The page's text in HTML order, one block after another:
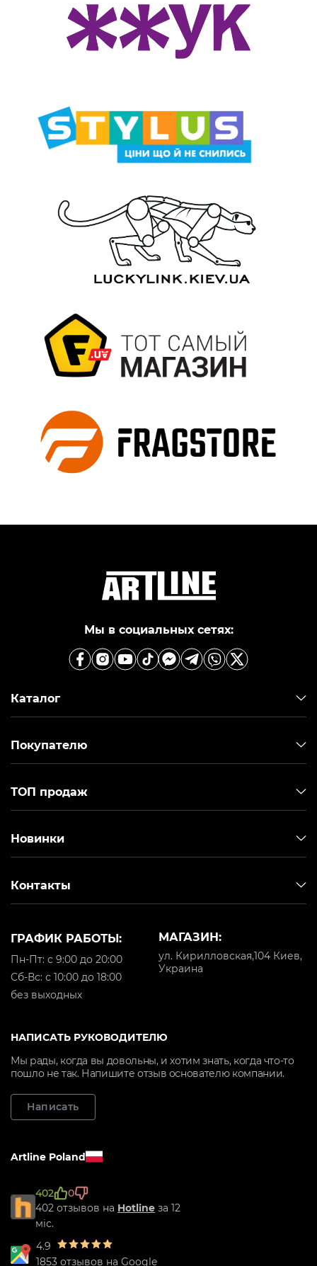
Мы в социальных сетях:
Каталог
Покупателю
ТОП продаж
Новинки
Контакты
МАГАЗИН:
ул. Кирилловская,104 Киев,
Украина
ГРАФИК РАБОТЫ:
Пн-Пт: с 9:00 до 20:00
Cб-Вс: с 10:00 до 18:00
без выходных
НАПИСАТЬ РУКОВОДИТЕЛЮ
Мы рады, когда вы довольны, и хотим знать, когда что-то
пошло не так. Напишите отзыв основателю компании.
Написать
Artline Poland
402
0
402 отзывов на Hotline за 12
міс.
4.9
1853 отзывов на Google